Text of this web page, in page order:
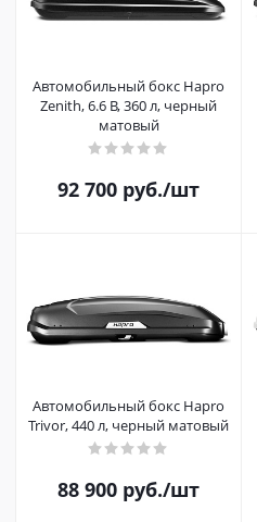
Автомобильный бокс Hapro
Zenith, 6.6 B, 360 л, черный
матовый
92 700 руб./шт
Автомобильный бокс Hapro
Trivor, 440 л, черный матовый
88 900 руб./шт